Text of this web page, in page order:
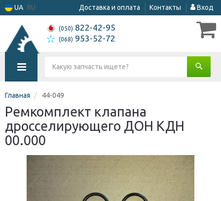
UA RU Доставка и оплата Контакты Вход
(050) 822-42-95
(068) 953-52-72
Главная 44-049
Ремкомплект клапана
дросселирующего ДОН КДН
00.000